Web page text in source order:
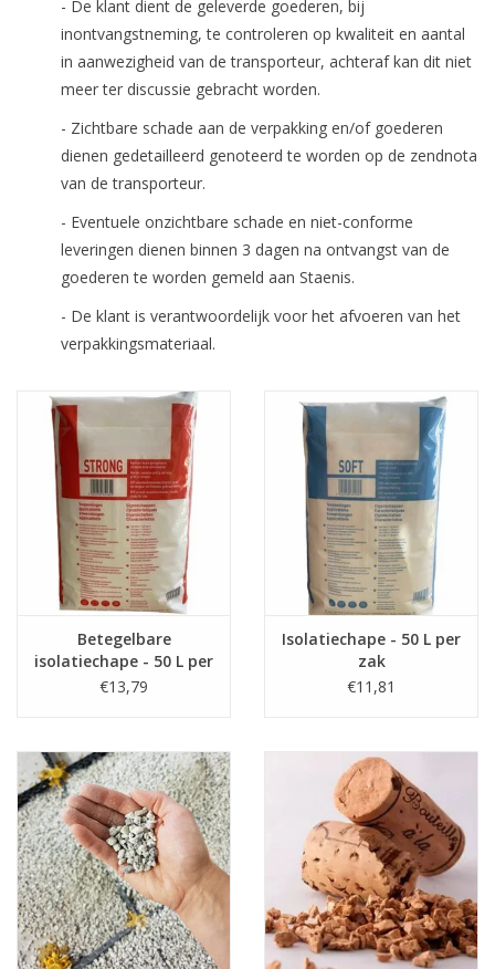
- De klant dient de geleverde goederen, bij
inontvangstneming, te controleren op kwaliteit en aantal
in aanwezigheid van de transporteur, achteraf kan dit niet
meer ter discussie gebracht worden.
- Zichtbare schade aan de verpakking en/of goederen
dienen gedetailleerd genoteerd te worden op de zendnota
van de transporteur.
- Eventuele onzichtbare schade en niet-conforme
leveringen dienen binnen 3 dagen na ontvangst van de
goederen te worden gemeld aan Staenis.
- De klant is verantwoordelijk voor het afvoeren van het
verpakkingsmateriaal.
Betegelbare
isolatiechape - 50 L per
zak
€13,79
Isolatiechape - 50 L per
zak
€11,81